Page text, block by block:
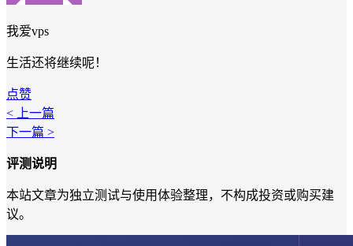
我爱vps
生活还将继续呢！
点赞
< 上一篇
下一篇 >
评测说明
本站文章为独立测试与使用体验整理，不构成投资或购买建
议。